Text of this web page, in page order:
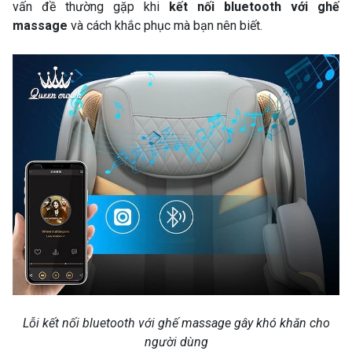
vấn đề thường gặp khi kết nối bluetooth với ghế
massage và cách khắc phục mà bạn nên biết.
Lỗi kết nối bluetooth với ghế massage gây khó khăn cho
người dùng